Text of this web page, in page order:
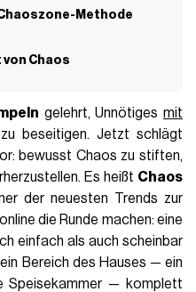
Methode
Chaos
gelehrt, Unnötiges mit
zu beseitigen. Jetzt schlägt
bewusst Chaos zu stiften,
Es heißt Chaos
der neuesten Trends zur
die Runde machen: eine
einfach als auch scheinbar
Bereich des Hauses — ein
Speisekammer — komplett